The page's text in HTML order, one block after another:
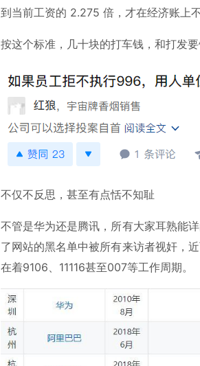
到当前工资的 2.275 倍，才在经济账上不
按这个标准，几十块的打车钱，和打发要
不仅不反思，甚至有点恬不知耻
不管是华为还是腾讯，所有大家耳熟能
了网站的黑名单中被所有来访者视奸，
在着9106、11116甚至007等工作周期。